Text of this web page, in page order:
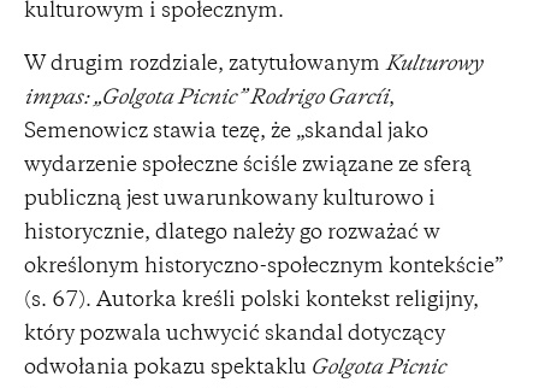
kulturowym i społecznym.
W drugim rozdziale, zatytułowanym Kulturowy
impas: „Golgota Picnic” Rodrigo Garcíi,
Semenowicz stawia tezę, że „skandal jako
wydarzenie społeczne ściśle związane ze sferą
publiczną jest uwarunkowany kulturowo i
historycznie, dlatego należy go rozważać w
określonym historyczno-społecznym kontekście”
(s. 67). Autorka kreśli polski kontekst religijny,
który pozwala uchwycić skandal dotyczący
odwołania pokazu spektaklu Golgota Picnic